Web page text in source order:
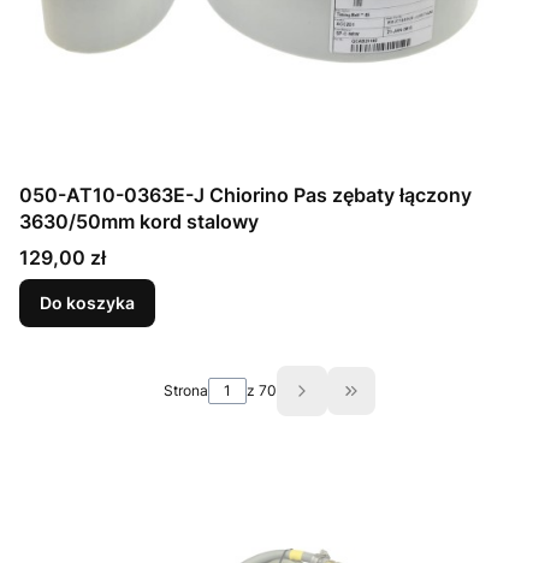
050-AT10-0363E-J Chiorino Pas zębaty łączony
3630/50mm kord stalowy
Cena
129,00 zł
Do koszyka
Strona z 70 Przejdź do ostatniej